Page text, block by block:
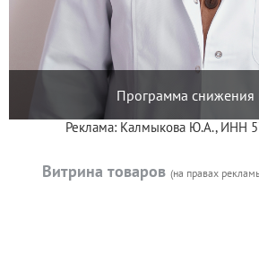
Программа снижения
Реклама: Калмыкова Ю.А., ИНН
Витрина товаров (на правах